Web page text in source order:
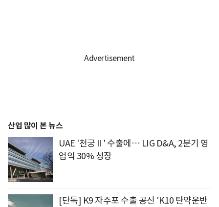
산업 많이 본 뉴스
UAE '천궁Ⅱ' 수출에… LIG D&A, 2분기 영
업익 30% 성장
[단독] K9 자주포 수출 공신 'K10 탄약운반